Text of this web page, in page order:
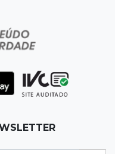
canastra pode